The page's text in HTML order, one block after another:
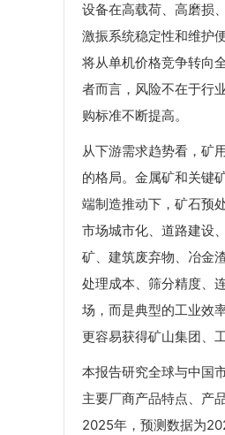
设备在高载荷、高磨损
激振系统稳定性和维护
将从单机价格竞争转向
者而言，风险不在于行
购标准不断提高。
从下游需求趋势看，矿
的格局。金属矿和关键
端制造推动下，矿石预
市场城市化、道路建设
矿、建筑废弃物、冶金
处理成本、筛分精度、
场，而是典型的工业效
更容易获得矿山集团、
本报告研究全球与中国
主要厂商产品特点、产
2025年，预测数据为